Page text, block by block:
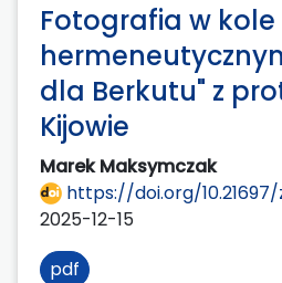
Fotografia w kole
dla Berkutu" z
Kijowie
Marek Maksymczak
https://doi.org/10.21697/
2025-12-15
pdf